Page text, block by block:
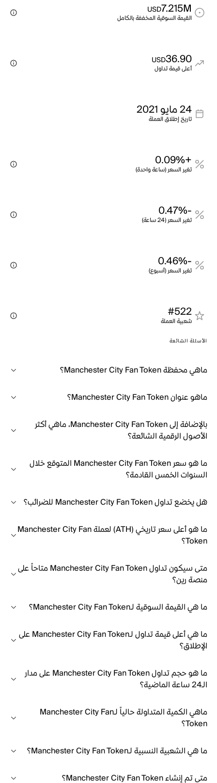
7.215M
USD
القيمة السوقية المخففة بالكامل
36.90
USD
أعلى قيمة تداول
24 مايو 2021
تاريخ إطلاق العملة
+0.09%
تغير السعر (ساعة واحدة)
-0.47%
تغير السعر (24 ساعة)
-0.46%
تغير السعر (أسبوع)
#522
شعبية العملة
الأسئلة الشائعة
ماهي محفظة Manchester City Fan Token؟
ماهو عنوان Manchester City Fan Token؟
بالإضافة إلى Manchester City Fan Token، ماهي أكثر
الأصول الرقمية الشائعة؟
ما هو سعر Manchester City Fan Token المتوقع خلال
السنوات الخمس القادمة؟
هل يخضع تداول Manchester City Fan Token للضرائب؟
ما هو أعلى سعر تاريخي (ATH) لعملة Manchester City Fan
Token؟
متى سيكون تداول Manchester City Fan Token متاحاً على
منصة رين؟
ما هي القيمة السوقية لـManchester City Fan Token؟
ما هي أعلى قيمة تداول لـManchester City Fan Token على
الإطلاق؟
ما هو حجم تداول Manchester City Fan Token على مدار
الـ24 ساعة الماضية؟
ماهي الكمية المتداولة حالياً لـManchester City Fan
Token؟
ما هي الشعبية النسبية لـManchester City Fan Token؟
متى تم إنشاء Manchester City Fan Token؟